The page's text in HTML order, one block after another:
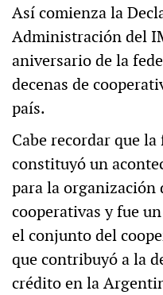
Así comienza la
Administración del
aniversario de la
decenas de
país.
Cabe recordar que
constituyó un
para la organización
cooperativas y fue
el conjunto del
que contribuyó a la
crédito en la